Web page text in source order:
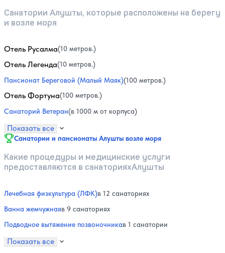
Санатории Алушты, которые расположены на берегу
и возле моря
Отель Русалма(10 метров.)
Отель Легенда(10 метров.)
Пансионат Береговой (Малый Маяк)(100 метров.)
Отель Фортуна(100 метров.)
Санаторий Ветеран(в 1000 м от корпуса)
Показать все
Санатории и пансионаты Алушты возле моря
Какие процедуры и медицинские услуги
предоставляются в санаторияхАлушты
Лечебная физкультура (ЛФК)в 12 санаториях
Ванна жемчужнаяв 9 санаториях
Подводное вытяжение позвоночникав 1 санатории
Показать все